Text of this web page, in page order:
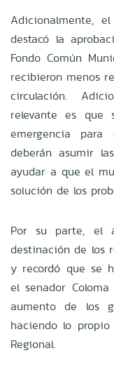
Adicionalmente,
destacó la
Fondo Común
recibieron menos
circulación.
relevante es que
emergencia
deberán asumir
ayudar a que el
solución de los
Por su parte, el
destinación de los
y recordó que se
el senador
aumento de los
haciendo lo
Regional.